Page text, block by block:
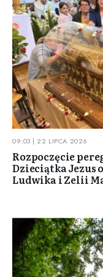
09:03 | 22 LIPCA 2026
Rozpoczęcie
Dzieciątka Jezus
Ludwika i Zelii